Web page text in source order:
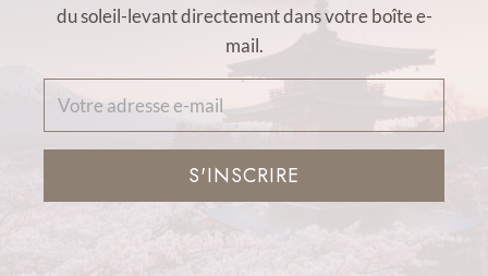
du soleil-levant directement dans votre boîte e-
mail.
S'INSCRIRE